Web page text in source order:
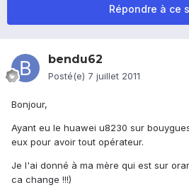
Répondre à ce
bendu62
Posté(e) 7 juillet 2011
Bonjour,
Ayant eu le huawei u8230 sur
eux pour avoir tout opérateur.
Je l'ai donné à ma mère qui est sur
ca change !!!)